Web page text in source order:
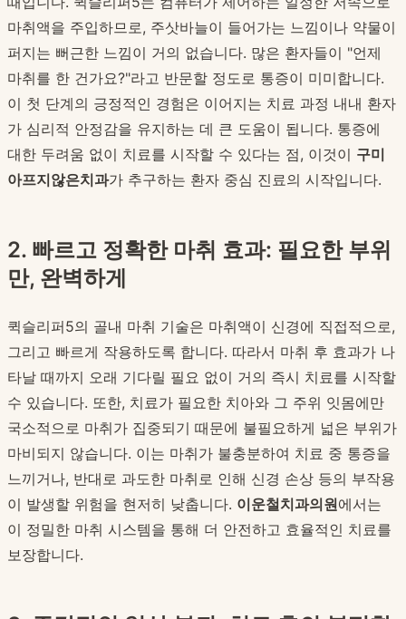
마취액을 주입하므로, 주삿바늘이 들어가는 느낌이나 약물이
퍼지는 뻐근한 느낌이 거의 없습니다. 많은 환자들이 "언제
마취를 한 건가요?"라고 반문할 정도로 통증이 미미합니다.
이 첫 단계의 긍정적인 경험은 이어지는 치료 과정 내내 환자
가 심리적 안정감을 유지하는 데 큰 도움이 됩니다. 통증에
대한 두려움 없이 치료를 시작할 수 있다는 점, 이것이 구미
아프지않은치과가 추구하는 환자 중심 진료의 시작입니다.
2. 빠르고 정확한 마취 효과: 필요한 부위
만, 완벽하게
퀵슬리퍼5의 골내 마취 기술은 마취액이 신경에 직접적으로,
그리고 빠르게 작용하도록 합니다. 따라서 마취 후 효과가 나
타날 때까지 오래 기다릴 필요 없이 거의 즉시 치료를 시작할
수 있습니다. 또한, 치료가 필요한 치아와 그 주위 잇몸에만
국소적으로 마취가 집중되기 때문에 불필요하게 넓은 부위가
마비되지 않습니다. 이는 마취가 불충분하여 치료 중 통증을
느끼거나, 반대로 과도한 마취로 인해 신경 손상 등의 부작용
이 발생할 위험을 현저히 낮춥니다. 이운철치과의원에서는
이 정밀한 마취 시스템을 통해 더 안전하고 효율적인 치료를
보장합니다.